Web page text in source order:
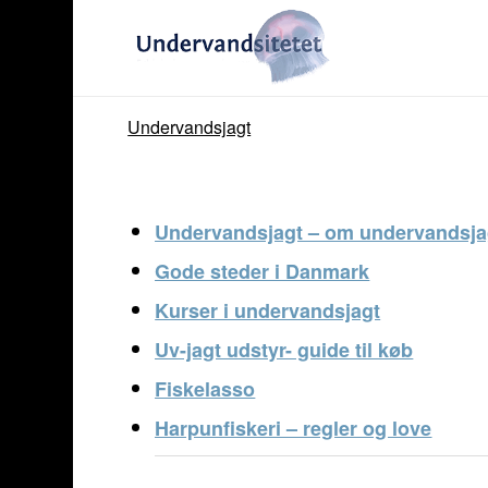
Undervandsjagt
Undervandsjagt – om
Gode steder i Danmark
Kurser i undervandsjagt
Uv-jagt udstyr- guide til køb
Fiskelasso
Harpunfiskeri – regler og love